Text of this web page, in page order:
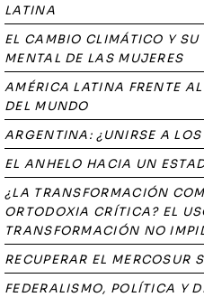
LATINA
EL CAMBIO CLIMÁTICO Y
MENTAL DE LAS MUJERES
AMÉRICA LATINA FRENTE
DEL MUNDO
ARGENTINA: ¿UNIRSE A
EL ANHELO HACIA UN
¿LA TRANSFORMACIÓN
ORTODOXIA CRÍTICA? EL
TRANSFORMACIÓN NO
RECUPERAR EL MERCOSUR
FEDERALISMO, POLÍTICA Y